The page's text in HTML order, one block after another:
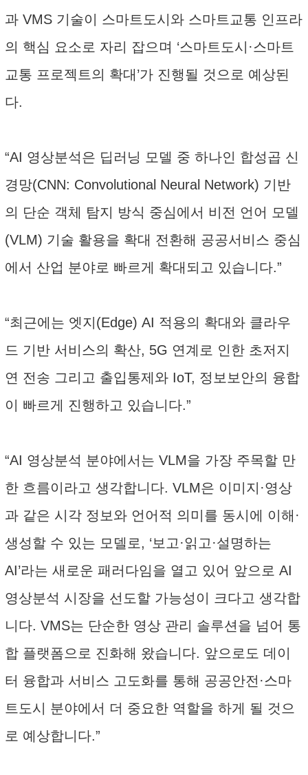
과 VMS 기술이 스마트도시와 스마트교통 인프라
의 핵심 요소로 자리 잡으며 ‘스마트도시·스마트
교통 프로젝트의 확대’가 진행될 것으로 예상된
다.
“AI 영상분석은 딥러닝 모델 중 하나인 합성곱 신
경망(CNN: Convolutional Neural Network) 기반
의 단순 객체 탐지 방식 중심에서 비전 언어 모델
(VLM) 기술 활용을 확대 전환해 공공서비스 중심
에서 산업 분야로 빠르게 확대되고 있습니다.”
“최근에는 엣지(Edge) AI 적용의 확대와 클라우
드 기반 서비스의 확산, 5G 연계로 인한 초저지
연 전송 그리고 출입통제와 IoT, 정보보안의 융합
이 빠르게 진행하고 있습니다.”
“AI 영상분석 분야에서는 VLM을 가장 주목할 만
한 흐름이라고 생각합니다. VLM은 이미지·영상
과 같은 시각 정보와 언어적 의미를 동시에 이해·
생성할 수 있는 모델로, ‘보고·읽고·설명하는
AI’라는 새로운 패러다임을 열고 있어 앞으로 AI
영상분석 시장을 선도할 가능성이 크다고 생각합
니다. VMS는 단순한 영상 관리 솔루션을 넘어 통
합 플랫폼으로 진화해 왔습니다. 앞으로도 데이
터 융합과 서비스 고도화를 통해 공공안전·스마
트도시 분야에서 더 중요한 역할을 하게 될 것으
로 예상합니다.”